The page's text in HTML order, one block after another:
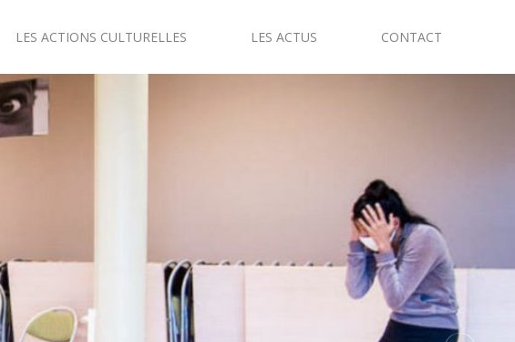
LES ACTIONS CULTURELLES LES ACTUS CONTACT